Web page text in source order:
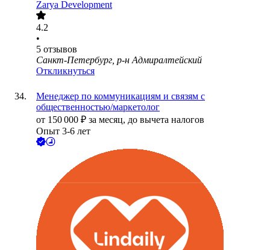
Zarya Development
4.2
•
5 отзывов
Санкт-Петербург, р-н Адмиралтейский
Откликнуться
Менеджер по коммуникациям и связям с
общественностью/маркетолог
от 150 000 ₽ за месяц, до вычета налогов
Опыт 3-6 лет